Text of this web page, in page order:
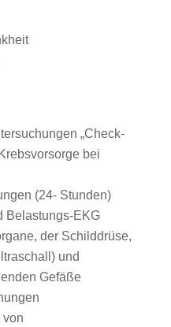
„Check-
bei
(24- Stunden)
Belastungs-EKG
der Schilddrüse,
und
Gefäße
von